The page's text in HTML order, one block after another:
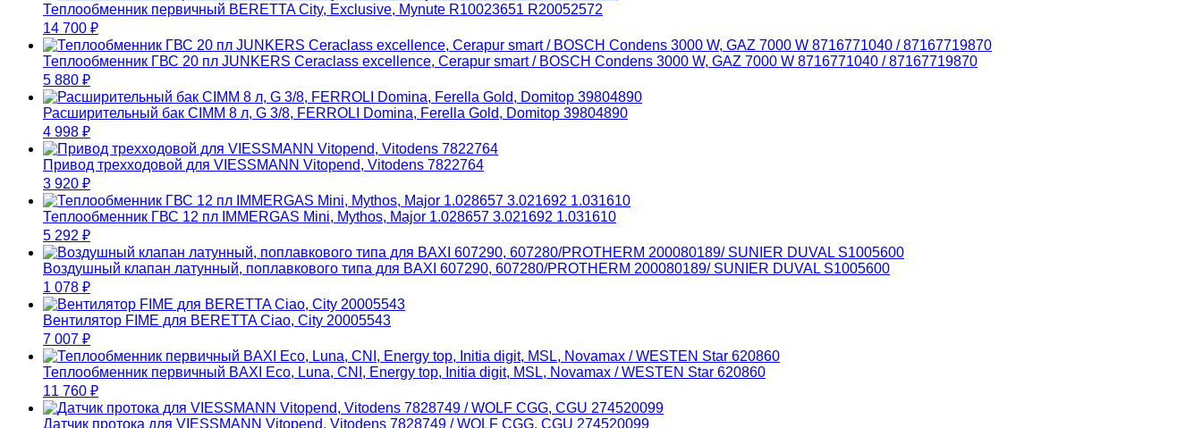
Теплообменник первичный BERETTA City, Exclusive, Mynute R10023651 R20052572
14 700 ₽
Теплообменник ГВС 20 пл JUNKERS Ceraclass excellence, Cerapur smart / BOSCH Condens 3000 W, GAZ 7000 W 8716771040 / 87167719870
5 880 ₽
Расширительный бак CIMM 8 л, G 3/8, FERROLI Domina, Ferella Gold, Domitop 39804890
4 998 ₽
Привод трехходовой для VIESSMANN Vitopend, Vitodens 7822764
3 920 ₽
Теплообменник ГВС 12 пл IMMERGAS Mini, Mythos, Major 1.028657 3.021692 1.031610
5 292 ₽
Воздушный клапан латунный, поплавкового типа для BAXI 607290, 607280/PROTHERM 200080189/ SUNIER DUVAL S1005600
1 078 ₽
Вентилятор FIME для BERETTA Ciao, City 20005543
7 007 ₽
Теплообменник первичный BAXI Eco, Luna, CNI, Energy top, Initia digit, MSL, Novamax / WESTEN Star 620860
11 760 ₽
Датчик протока для VIESSMANN Vitopend, Vitodens 7828749 / WOLF CGG, CGU 274520099